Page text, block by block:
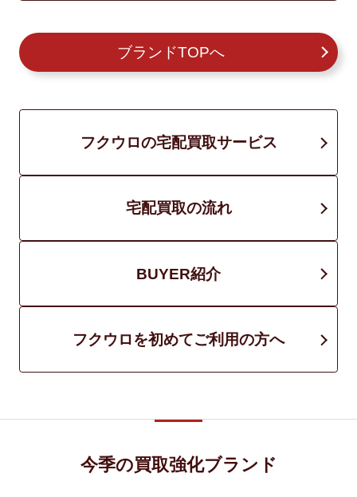
ブランドTOPへ
フクウロの宅配買取サービス
宅配買取の流れ
BUYER紹介
フクウロを初めてご利用の方へ
今季の買取強化ブランド